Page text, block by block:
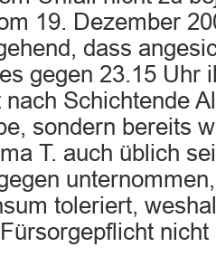
19. Dezember
dass
gegen 23.15 Uhr
nach Schichtende
sondern bereits
T. auch üblich
toleriert,